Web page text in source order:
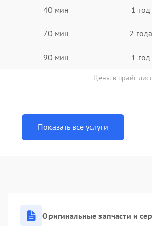
40 мин 1 год
70 мин 2 года
90 мин 1 год
Цены в прайс-
Показать все услуги
Оригинальные запчасти и